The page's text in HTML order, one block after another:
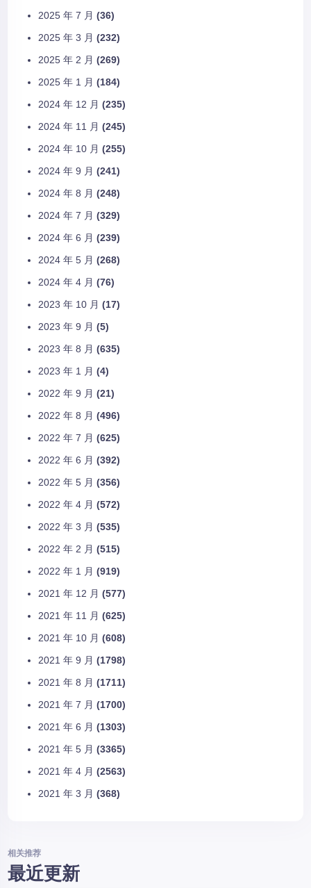
2025 年 7 月 (36)
2025 年 3 月 (232)
2025 年 2 月 (269)
2025 年 1 月 (184)
2024 年 12 月 (235)
2024 年 11 月 (245)
2024 年 10 月 (255)
2024 年 9 月 (241)
2024 年 8 月 (248)
2024 年 7 月 (329)
2024 年 6 月 (239)
2024 年 5 月 (268)
2024 年 4 月 (76)
2023 年 10 月 (17)
2023 年 9 月 (5)
2023 年 8 月 (635)
2023 年 1 月 (4)
2022 年 9 月 (21)
2022 年 8 月 (496)
2022 年 7 月 (625)
2022 年 6 月 (392)
2022 年 5 月 (356)
2022 年 4 月 (572)
2022 年 3 月 (535)
2022 年 2 月 (515)
2022 年 1 月 (919)
2021 年 12 月 (577)
2021 年 11 月 (625)
2021 年 10 月 (608)
2021 年 9 月 (1798)
2021 年 8 月 (1711)
2021 年 7 月 (1700)
2021 年 6 月 (1303)
2021 年 5 月 (3365)
2021 年 4 月 (2563)
2021 年 3 月 (368)
相关推荐
最近更新